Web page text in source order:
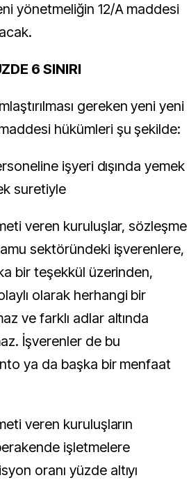
yönetmeliğin 12/A maddesi
6 SINIRI
gereken yeni yeni
hükümleri şu şekilde:
işyeri dışında yemek
suretiyle
veren kuruluşlar, sözleşme
sektöründeki işverenlere,
bir teşekkül üzerinden,
olarak herhangi bir
ve farklı adlar altında
İşverenler de bu
ya da başka bir menfaat
veren kuruluşların
işletmelere
oranı yüzde altıyı